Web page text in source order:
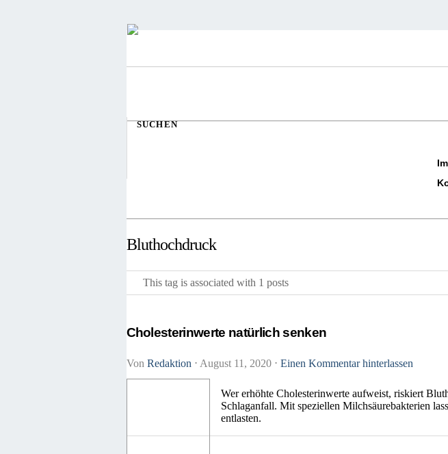
SUCHEN
Bluthochdruck
This tag is associated with 1 posts
Cholesterinwerte natürlich senken
Von Redaktion ⋅ August 11, 2020 ⋅ Einen Kommentar hinterlassen
Wer erhöhte Cholesterinwerte aufweist, riskiert
Schlaganfall. Mit speziellen Milchsäurebakterien
entlasten.